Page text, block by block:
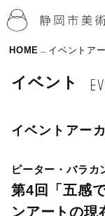
HOME イベントア
イベント
イベントアー
ピーター・バラカ
第4回「五感
ンアートの現